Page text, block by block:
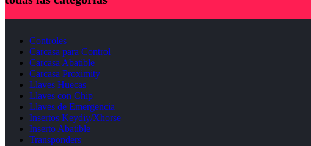
Controles
Carcasa para Control
Carcasa Abatible
Carcasa Proximity
Llaves Huecas
Llaves con Chip
Llaves de Emergencia
Insertos Keydiy/Xhorse
Inserto Abatible
Transponders